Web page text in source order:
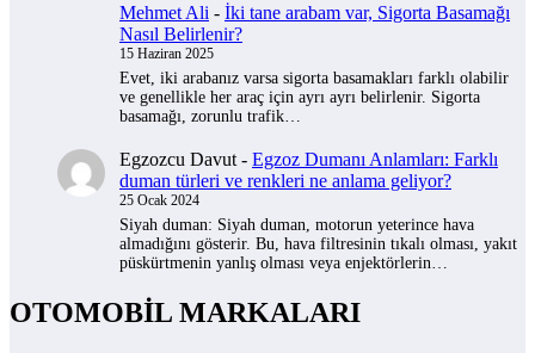
Mehmet Ali - İki tane arabam var, Sigorta Basamağı
Nasıl Belirlenir?
15 Haziran 2025
Evet, iki arabanız varsa sigorta basamakları farklı olabilir
ve genellikle her araç için ayrı ayrı belirlenir. Sigorta
basamağı, zorunlu trafik…
Egzozcu Davut - Egzoz Dumanı Anlamları: Farklı
duman türleri ve renkleri ne anlama geliyor?
25 Ocak 2024
Siyah duman: Siyah duman, motorun yeterince hava
almadığını gösterir. Bu, hava filtresinin tıkalı olması, yakıt
püskürtmenin yanlış olması veya enjektörlerin…
OTOMOBİL MARKALARI